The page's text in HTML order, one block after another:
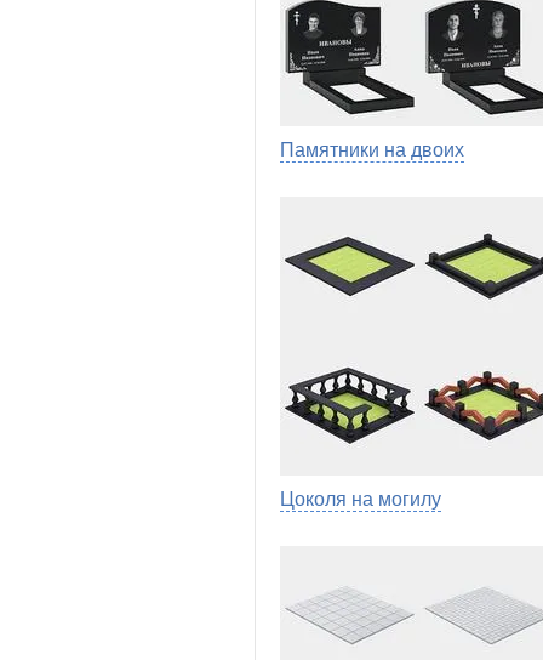
Памятники на двоих
Цоколя на могилу